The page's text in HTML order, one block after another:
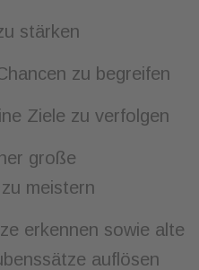
stärken
zu begreifen
Ziele zu verfolgen
große
meistern
erkennen sowie alte
auflösen